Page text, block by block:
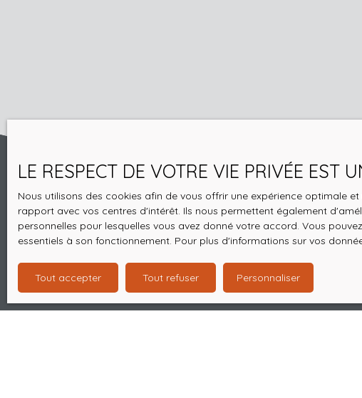
LE RESPECT DE VOTRE VIE PRIVÉE EST
Nous utilisons des cookies afin de vous offrir une expérience optimale
rapport avec vos centres d'intérêt. Ils nous permettent également
personnelles pour lesquelles vous avez donné votre accord. Vous
essentiels à son fonctionnement. Pour plus d'informations sur vos
Tout accepter Tout refuser Personnaliser